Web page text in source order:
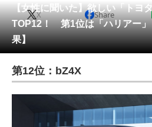
会員記事
メディア
注目記事を集めた総合ページ
ITの今と未来を見通す
スマホと通信の最新トレンド
【女性に聞いた】欲しい「トヨ
TOP12！ 第1位は「ハリアー」
果】
X Share
第12位：bZ4X